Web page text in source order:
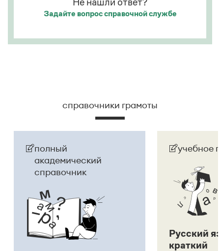
Страница ответаЗадайте вопроссправочной службе
справочники грамоты
полный
академический
справочник
учебное
Русский
краткий